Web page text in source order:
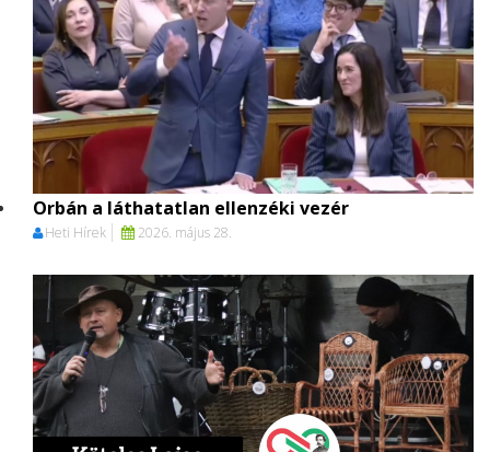
Orbán a láthatatlan ellenzéki vezér
Heti Hírek 2026. május 28.